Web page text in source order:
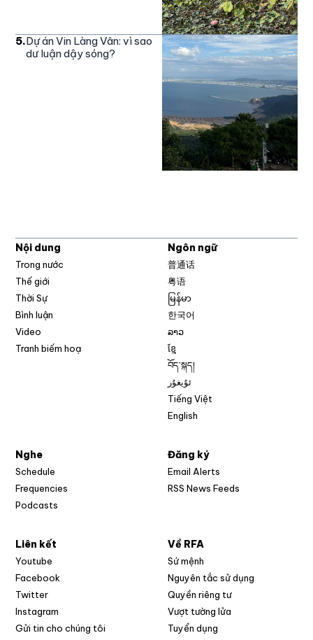
5.Dự án Vin Làng Vân: vì sao
dư luận dậy sóng?
Nội dung
Trong nước
Thế giới
Thời Sự
Bình luận
Video
Tranh biếm hoạ
Ngôn ngữ
普通话
粤语
မြန်မာ
한국어
ລາວ
ខ្មែ
བོད་སྐད།
ئۇيغۇر
Tiếng Việt
English
Nghe
Schedule
Frequencies
Podcasts
Đăng ký
Email Alerts
RSS News Feeds
Liên kết
Youtube
Facebook
Twitter
Instagram
Gửi tin cho chúng tôi
Về RFA
Sứ mệnh
Nguyên tắc sử dụng
Quyền riêng tư
Vượt tường lửa
Tuyển dụng